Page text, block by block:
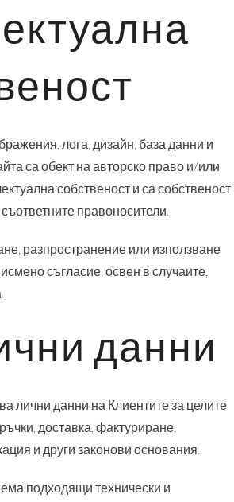
лога, дизайн, база данни и
са обект на авторско право и/или
собственост и са собственост
правоносители.
разпространение или използване
съгласие, освен в случаите,
данни
лични данни на Клиентите за целите
доставка, фактуриране,
и други законови основания.
подходящи технически и